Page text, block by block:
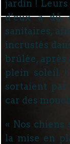
jardin ! Leurs
d’eux a dû
sanitaires,
incrustés
brûlée,
plein soleil
sortaient
car des
« Nos chiens
la mise en